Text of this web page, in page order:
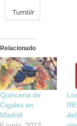
Tumblr
Relacionado
Quincena de
Cigales en
Madrid